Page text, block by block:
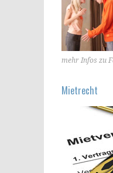
mehr Infos zu
Mietrecht